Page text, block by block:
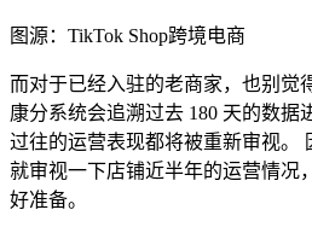
图源：TikTok Shop跨境电商
而对于已经入驻的老商家，也别觉
康分系统会追溯过去 180 天的数据
过往的运营表现都将被重新审视。
就审视一下店铺近半年的运营情况
好准备。